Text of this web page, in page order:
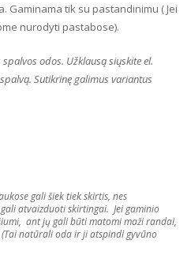
Gaminama tik su pastandinimu ( Jei
nurodyti pastabose).
odos. Užklausą siųskite el.
Sutikrinę galimus variantus
gali šiek tiek skirtis, nes
atvaizduoti skirtingai. Jei gaminio
ant jų gali būti matomi maži randai,
natūrali oda ir ji atspindi gyvūno